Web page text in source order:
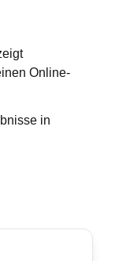
Online-
in